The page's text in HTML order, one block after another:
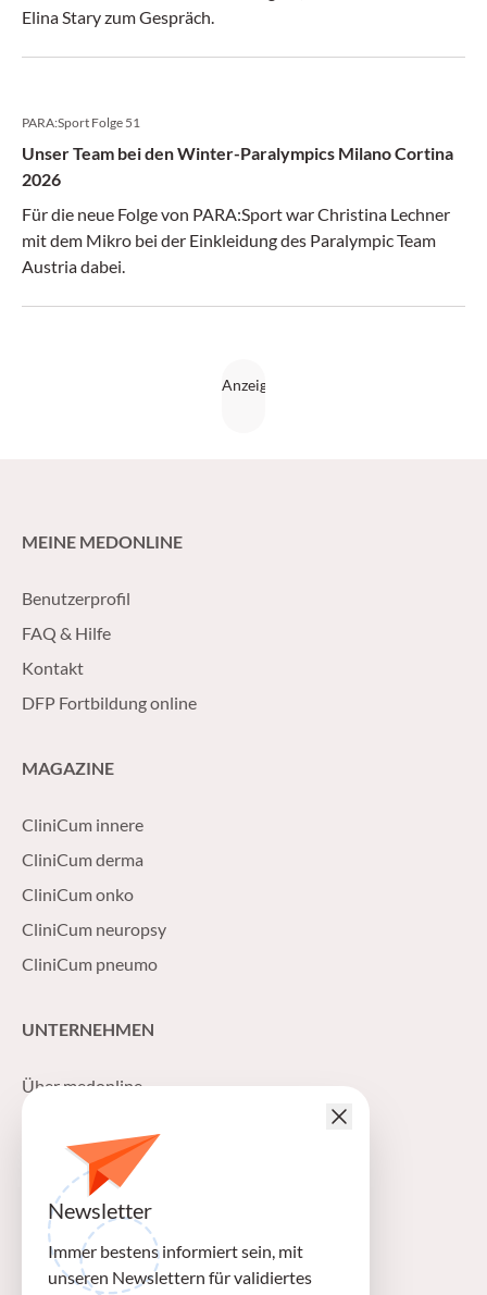
Elina Stary zum Gespräch.
PARA:Sport Folge 51
Unser Team bei den Winter-Paralympics Milano Cortina
2026
Für die neue Folge von PARA:Sport war Christina Lechner
mit dem Mikro bei der Einkleidung des Paralympic Team
Austria dabei.
Newsletter
Immer bestens informiert sein, mit
unseren Newslettern für validiertes
MEINE MEDONLINE
Benutzerprofil
FAQ & Hilfe
Kontakt
DFP Fortbildung online
MAGAZINE
CliniCum innere
CliniCum derma
CliniCum onko
CliniCum neuropsy
CliniCum pneumo
UNTERNEHMEN
Über medonline
Datenschutzerklärung
Allgemeine Geschäftsbedingungen
Mediadaten
FOLGEN SIE UNS AUF: